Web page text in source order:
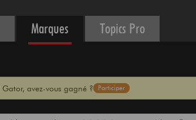
Marques Topics Pro
avez-vous gagné ? Participer